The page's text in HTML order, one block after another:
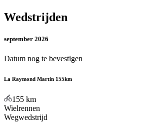
Wedstrijden
september 2026
Datum nog te bevestigen
La Raymond Martin 155km
155 km
Wielrennen
Wegwedstrijd